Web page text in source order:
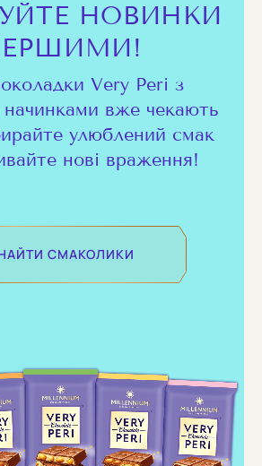
НОВИНКИ
Very Peri з
вже чекають
улюблений смак
нові враження!
СМАКОЛИКИ